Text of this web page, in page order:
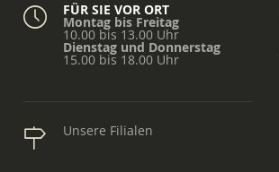
FÜR SIE VOR ORT
Montag bis Freitag
10.00 bis 13.00 Uhr
Dienstag und Donnerstag
15.00 bis 18.00 Uhr
Unsere Filialen